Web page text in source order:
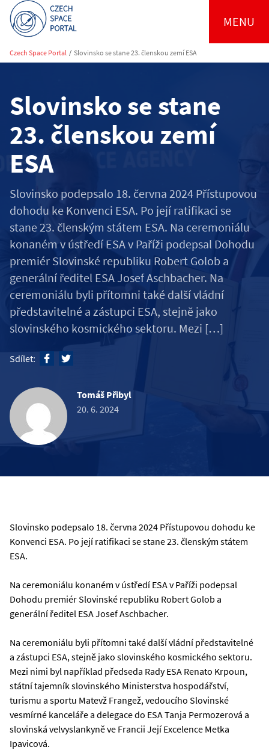
MENU
Czech Space Portal / Slovinsko se stane 23. členskou zemí ESA
Slovinsko se stane
23. členskou zemí
ESA
Slovinsko podepsalo 18. června 2024 Přístupovou
dohodu ke Konvenci ESA. Po její ratifikaci se
stane 23. členským státem ESA. Na ceremoniálu
konaném v ústředí ESA v Paříži podepsal Dohodu
premiér Slovinské republiku Robert Golob a
generální ředitel ESA Josef Aschbacher. Na
ceremoniálu byli přítomni také další vládní
představitelné a zástupci ESA, stejně jako
slovinského kosmického sektoru. Mezi […]
Sdílet:
Tomáš Přibyl
20. 6. 2024
Slovinsko podepsalo 18. června 2024 Přístupovou dohodu ke
Konvenci ESA. Po její ratifikaci se stane 23. členským státem
ESA.
Na ceremoniálu konaném v ústředí ESA v Paříži podepsal
Dohodu premiér Slovinské republiku Robert Golob a
generální ředitel ESA Josef Aschbacher.
Na ceremoniálu byli přítomni také další vládní představitelné
a zástupci ESA, stejně jako slovinského kosmického sektoru.
Mezi nimi byl například předseda Rady ESA Renato Krpoun,
státní tajemník slovinského Ministerstva hospodářství,
turismu a sportu Matevž Frangež, vedoucího Slovinské
vesmírné kanceláře a delegace do ESA Tanja Permozerová a
slovinská velvyslankyně ve Francii Její Excelence Metka
Ipavicová.